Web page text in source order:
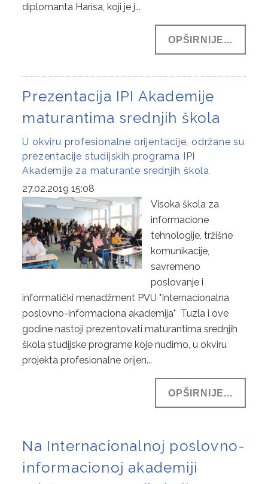
diplomanta Harisa, koji je j...
OPŠIRNIJE...
Prezentacija IPI Akademije
maturantima srednjih škola
U okviru profesionalne orijentacije, održane su
prezentacije studijskih programa IPI
Akademije za maturante srednjih škola
27.02.2019 15:08
Visoka škola za
informacione
tehnologije, tržišne
komunikacije,
savremeno
poslovanje i
informatički menadžment PVU "Internacionalna
poslovno-informaciona akademija" Tuzla i ove
godine nastoji prezentovati maturantima srednjih
škola studijske programe koje nudimo, u okviru
projekta profesionalne orijen...
OPŠIRNIJE...
Na Internacionalnoj poslovno-
informacionoj akademiji